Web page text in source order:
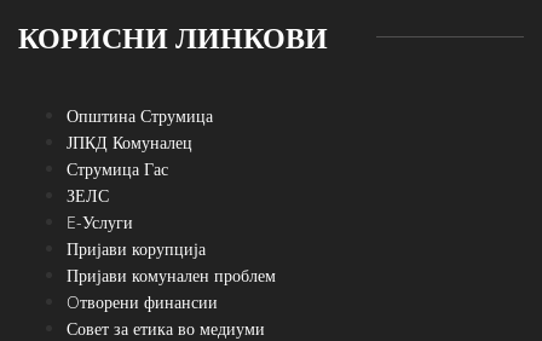
КОРИСНИ ЛИНКОВИ
Општина Струмица
ЈПКД Комуналец
Струмица Гас
ЗЕЛС
E-Услуги
Пријави корупција
Пријави комунален проблем
Oтворени финансии
Совет за етика во медиуми